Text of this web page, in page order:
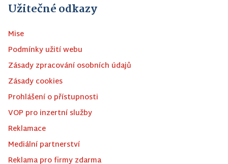
Užitečné odkazy
Mise
Podmínky užití webu
Zásady zpracování osobních údajů
Zásady cookies
Prohlášení o přístupnosti
VOP pro inzertní služby
Reklamace
Mediální partnerství
Reklama pro firmy zdarma